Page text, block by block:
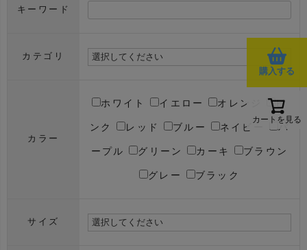
購入する
カートを見る
キーワード
カテゴリ
カラー
ホワイト イエロー オレンジ ピ
ンク レッド ブルー ネイビー パ
ープル グリーン カーキ ブラウン
グレー ブラック
サイズ